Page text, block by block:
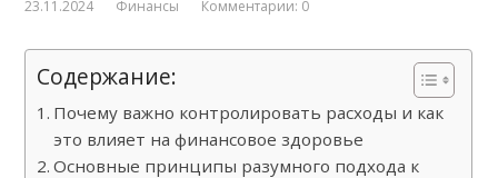
23.11.2024 Финансы Комментарии: 0
Содержание:
Почему важно контролировать расходы и как
это влияет на финансовое здоровье
Основные принципы разумного подхода к